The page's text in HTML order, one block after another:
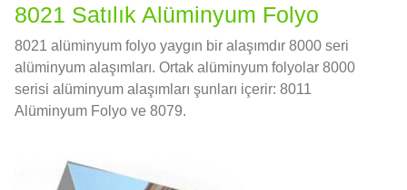
8021 Satılık Alüminyum Folyo
8021 alüminyum folyo yaygın bir alaşımdır 8000 seri
alüminyum alaşımları. Ortak alüminyum folyolar 8000
serisi alüminyum alaşımları şunları içerir: 8011
Alüminyum Folyo ve 8079.